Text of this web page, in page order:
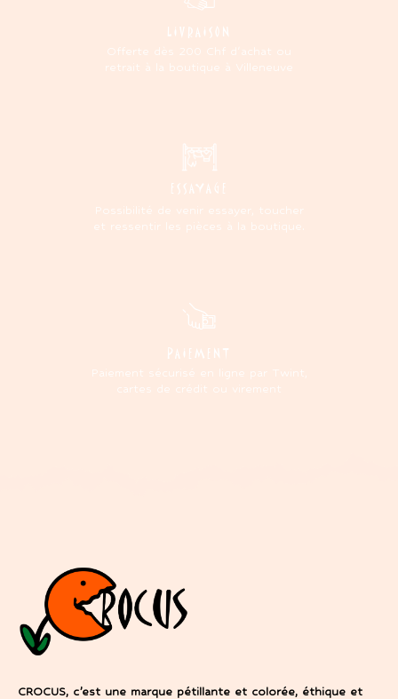
LIVRAISON
Offerte dès 200 Chf d'achat ou
retrait à la boutique à Villeneuve
ESSAYAGE
Possibilité de venir essayer, toucher
et ressentir les pièces à la boutique.
PAIEMENT
Paiement sécurisé en ligne par Twint,
cartes de crédit ou virement
CROCUS, c’est une marque pétillante et colorée, éthique et